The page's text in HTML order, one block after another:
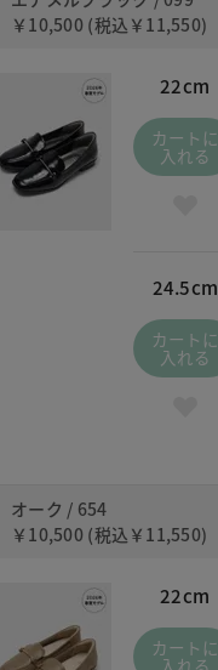
￥10,500 (税込 ￥11,550)
22cm
カートに
入れる
24.5cm
カートに
入れる
オーク / 654
￥10,500 (税込 ￥11,550)
22cm
カートに